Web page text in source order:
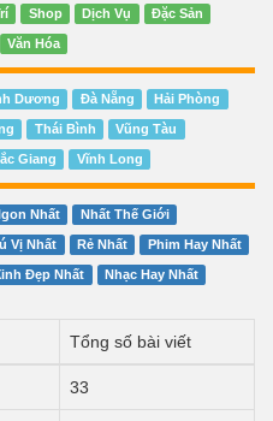
Shop Dịch Vụ Đặc Sản
Văn Hóa
Dương Đà Nẵng Hải Phòng
Thái Bình Vũng Tàu
Giang Vĩnh Long
Nhất Nhất Thế Giới
Vị Nhất Rẻ Nhất Phim Hay Nhất
Đẹp Nhất Nhạc Hay Nhất
Tổng số bài viết
33